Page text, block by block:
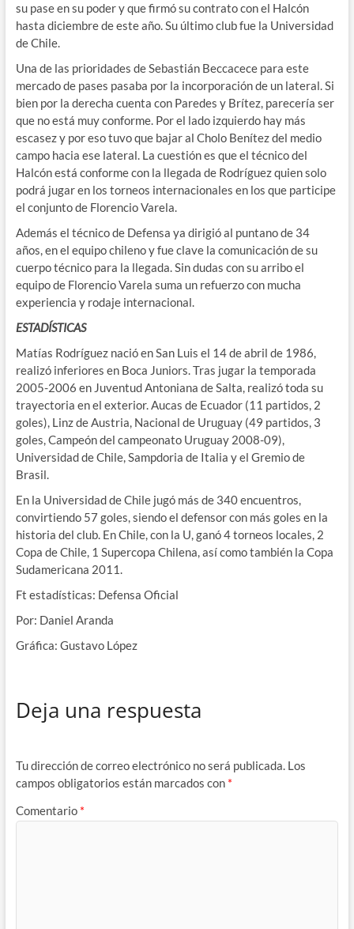
su pase en su poder y que firmó su contrato con el Halcón
hasta diciembre de este año. Su último club fue la Universidad
de Chile.
Una de las prioridades de Sebastián Beccacece para este
mercado de pases pasaba por la incorporación de un lateral. Si
bien por la derecha cuenta con Paredes y Brítez, parecería ser
que no está muy conforme. Por el lado izquierdo hay más
escasez y por eso tuvo que bajar al Cholo Benítez del medio
campo hacia ese lateral. La cuestión es que el técnico del
Halcón está conforme con la llegada de Rodríguez quien solo
podrá jugar en los torneos internacionales en los que participe
el conjunto de Florencio Varela.
Además el técnico de Defensa ya dirigió al puntano de 34
años, en el equipo chileno y fue clave la comunicación de su
cuerpo técnico para la llegada. Sin dudas con su arribo el
equipo de Florencio Varela suma un refuerzo con mucha
experiencia y rodaje internacional.
ESTADÍSTICAS
Matías Rodríguez nació en San Luis el 14 de abril de 1986,
realizó inferiores en Boca Juniors. Tras jugar la temporada
2005-2006 en Juventud Antoniana de Salta, realizó toda su
trayectoria en el exterior. Aucas de Ecuador (11 partidos, 2
goles), Linz de Austria, Nacional de Uruguay (49 partidos, 3
goles, Campeón del campeonato Uruguay 2008-09),
Universidad de Chile, Sampdoria de Italia y el Gremio de
Brasil.
En la Universidad de Chile jugó más de 340 encuentros,
convirtiendo 57 goles, siendo el defensor con más goles en la
historia del club. En Chile, con la U, ganó 4 torneos locales, 2
Copa de Chile, 1 Supercopa Chilena, así como también la Copa
Sudamericana 2011.
Ft estadísticas: Defensa Oficial
Por: Daniel Aranda
Gráfica: Gustavo López
Deja una respuesta
Tu dirección de correo electrónico no será publicada. Los
campos obligatorios están marcados con *
Comentario *